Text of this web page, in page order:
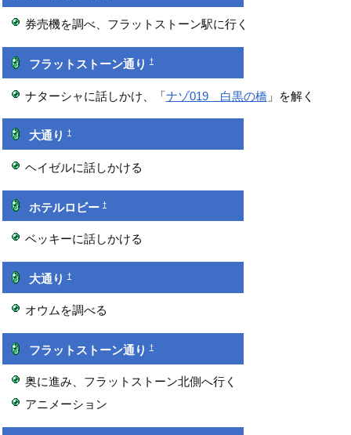
券売機を調べ、フラットストーン駅に行く
フラットストーン通り †
ナターシャに話しかけ、「ナゾ019 白黒の橋」を解く
大通り †
ヘイゼルに話しかける
ホテルロビー †
ベッキーに話しかける
大通り †
オウムを調べる
フラットストーン通り †
奥に進み、フラットストーン北側へ行く
アニメーション